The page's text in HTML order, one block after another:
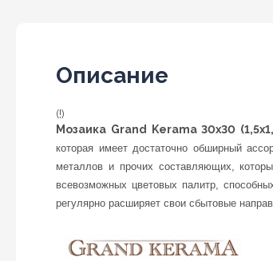
Описание
(!)
Мозаика Grand Kerama 30х30
которая имеет достаточно обширный
металлов и прочих составляющих,
всевозможных цветовых палитр,
регулярно расширяет свои сбытовые